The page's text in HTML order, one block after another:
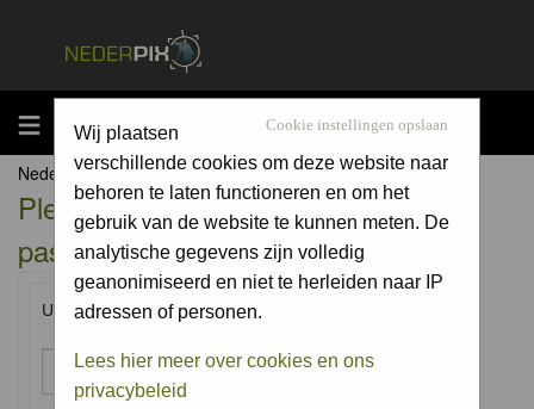
MENU Cookie instellingen opslaan
Wij plaatsen
verschillende cookies om deze website naar
behoren te laten functioneren en om het
gebruik van de website te kunnen meten. De
analytische gegevens zijn volledig
geanonimiseerd en niet te herleiden naar IP
adressen of personen.
Lees hier meer over cookies en ons
privacybeleid
Nederpix.nl Forum Index
Please enter your username and
password to log in.
Username: